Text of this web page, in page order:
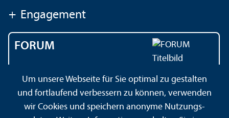
+ Engagement
FORUM
Universität Mannheim
Um unsere Webseite für Sie optimal zu gestalten
und fortlaufend verbessern zu können, verwenden
wir Cookies und speichern anonyme Nutzungs­